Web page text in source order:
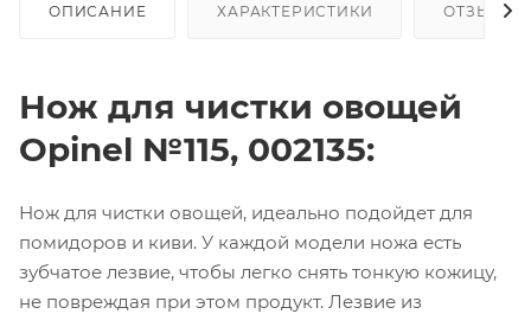
ОПИСАНИЕ ХАРАКТЕРИСТИКИ ОТЗЫВЫ
Нож для чистки овощей
Opinel №115, 002135:
Нож для чистки овощей, идеально подойдет для
помидоров и киви. У каждой модели ножа есть
зубчатое лезвие, чтобы легко снять тонкую кожицу,
не повреждая при этом продукт. Лезвие из